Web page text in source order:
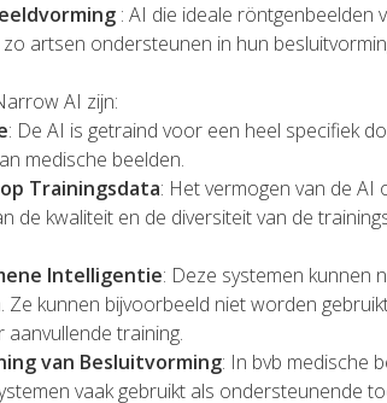
: AI die ideale röntgenbeelden
artsen ondersteunen in hun
AI zijn:
: De AI is getraind voor een heel specifiek
medische beelden.
Trainingsdata: Het vermogen van de AI
de kwaliteit en de diversiteit van de
Intelligentie: Deze systemen kunnen
Ze kunnen bijvoorbeeld niet worden
training.
van Besluitvorming: In bvb medische
vaak gebruikt als ondersteunende